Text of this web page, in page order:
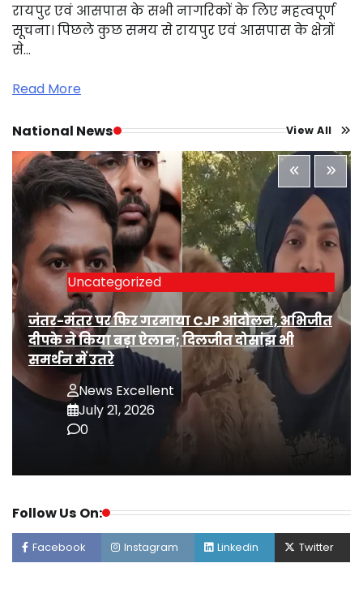
रायपुर एवं आसपास के सभी नागरिकों के लिए महत्वपूर्ण
सूचना। पिछले कुछ समय से रायपुर एवं आसपास के क्षेत्रों
से…
Read More
National News View All
Uncategorized
जंतर-मंतर पर फिर गरमाया CJP आंदोलन, अभिजीत
दीपके ने किया बड़ा ऐलान; दिलजीत दोसांझ भी
समर्थन में उतरे
News Excellent
July 21, 2026
0
Follow Us On:
Facebook Instagram Linkedin Twitter